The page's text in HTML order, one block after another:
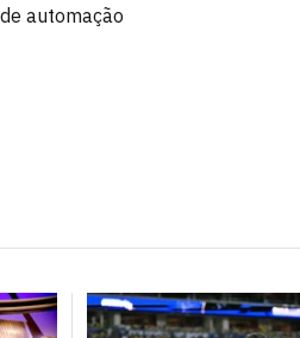
automação